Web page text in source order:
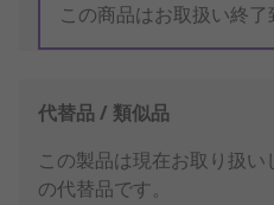
この商品はお取扱い終了
代替品 / 類似品
この製品は現在お取り扱い
の代替品です。